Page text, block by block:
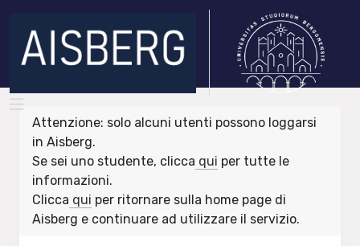
Attenzione: solo alcuni utenti possono loggarsi
in Aisberg.
Se sei uno studente, clicca qui per tutte le
informazioni.
Clicca qui per ritornare sulla home page di
Aisberg e continuare ad utilizzare il servizio.